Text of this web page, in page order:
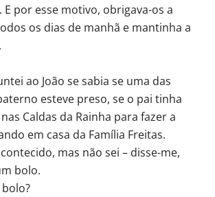
E por esse motivo, obrigava-os a
os dias de manhã e mantinha a
ao João se sabia se uma das
esteve preso, se o pai tinha
Caldas da Rainha para fazer a
em casa da Família Freitas.
mas não sei – disse-me,
bolo.